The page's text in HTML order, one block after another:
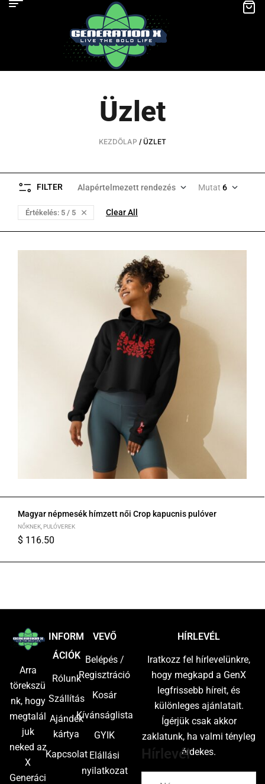
Üzlet
KEZDŐLAP / ÜZLET
FILTER Alapértelmezett rendezés Mutat 6
Értékelés: 5 / 5 Clear All
Magyar népmesék hímzett női Crop kapucnis pulóver
NŐKNEK PULÓVEREK
$ 116.50
Arra
törekszü
nk, hogy
megtalál
juk
neked az
X
Generáci
INFORM
ÁCIÓK
Rólunk
Szállítás
Ajándék
kártya
Kapcsolat
VEVŐ
Belépés /
Regisztráció
Kosár
Kívánságlista
GYIK
Elállási
nyilatkozat
HÍRLEVÉL
Iratkozz fel hírlevelünkre,
hogy megkapd a GenX
legfrissebb híreit, és
különleges ajánlatait.
Ígérjük csak akkor
zaklatunk, ha valmi tényleg
érdekes.
Hírlevél